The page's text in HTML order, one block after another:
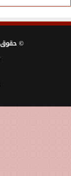
© حقوق النشر 2013